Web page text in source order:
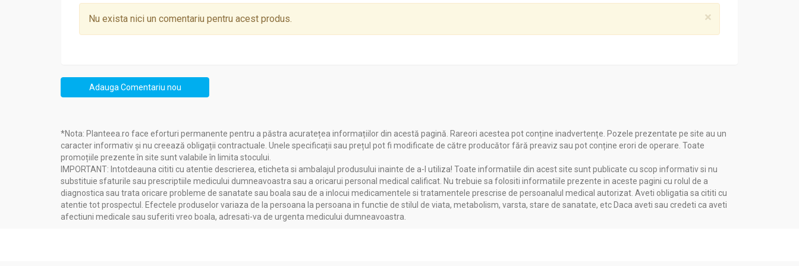
Tinctura cicoare 50ml - NERA PLANT
5 grame Cicoare (Cichorium intybus– planta întreagă), excipient: alcool etilic 40% v/v – până la 50 ml.
Cum acţionează?
 Susţine buna funcţionare a aparatului digestiv, a ficatului și a bilei
 Ajută la drenarea normală a lichidelor corporale
 Favorizează eliminarea toxinelor
 Stimulează metabolismul
×
Nu exista nici un comentariu pentru acest produs.
Adauga Comentariu nou
*Nota: Planteea.ro face eforturi permanente pentru a păstra acuratețea informațiilor din acestă pagină. Rareori acestea pot conține inadvertențe. Pozele prezentate pe site au un
caracter informativ și nu creează obligații contractuale. Unele specificații sau prețul pot fi modificate de către producător fără preaviz sau pot conține erori de operare. Toate
promoțiile prezente în site sunt valabile în limita stocului.
IMPORTANT: Intotdeauna cititi cu atentie descrierea, eticheta si ambalajul produsului inainte de a-l utiliza! Toate informatiile din acest site sunt publicate cu scop informativ si nu
substituie sfaturile sau prescriptiile medicului dumneavoastra sau a oricarui personal medical calificat. Nu trebuie sa folositi informatiile prezente in aceste pagini cu rolul de a
diagnostica sau trata oricare probleme de sanatate sau boala sau de a inlocui medicamentele si tratamentele prescrise de persoanalul medical autorizat. Aveti obligatia sa cititi cu
atentie tot prospectul. Efectele produselor variaza de la persoana la persoana in functie de stilul de viata, metabolism, varsta, stare de sanatate, etc Daca aveti sau credeti ca aveti
afectiuni medicale sau suferiti vreo boala, adresati-va de urgenta medicului dumneavoastra.